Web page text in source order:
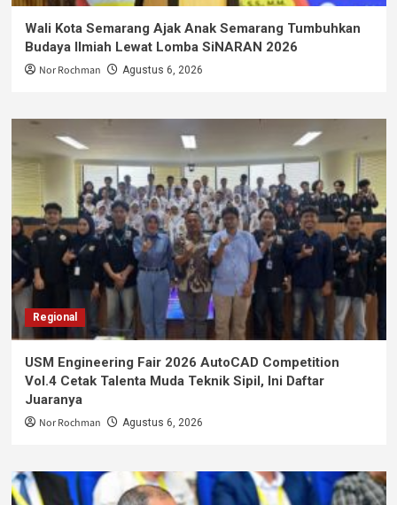
Wali Kota Semarang Ajak Anak Semarang Tumbuhkan
Budaya Ilmiah Lewat Lomba SiNARAN 2026
Nor Rochman Agustus 6, 2026
Regional
USM Engineering Fair 2026 AutoCAD Competition
Vol.4 Cetak Talenta Muda Teknik Sipil, Ini Daftar
Juaranya
Nor Rochman Agustus 6, 2026